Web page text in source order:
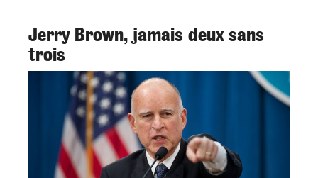
Jerry Brown, jamais deux sans
trois